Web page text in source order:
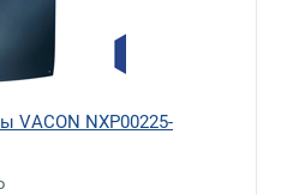
VACON NXP00225-